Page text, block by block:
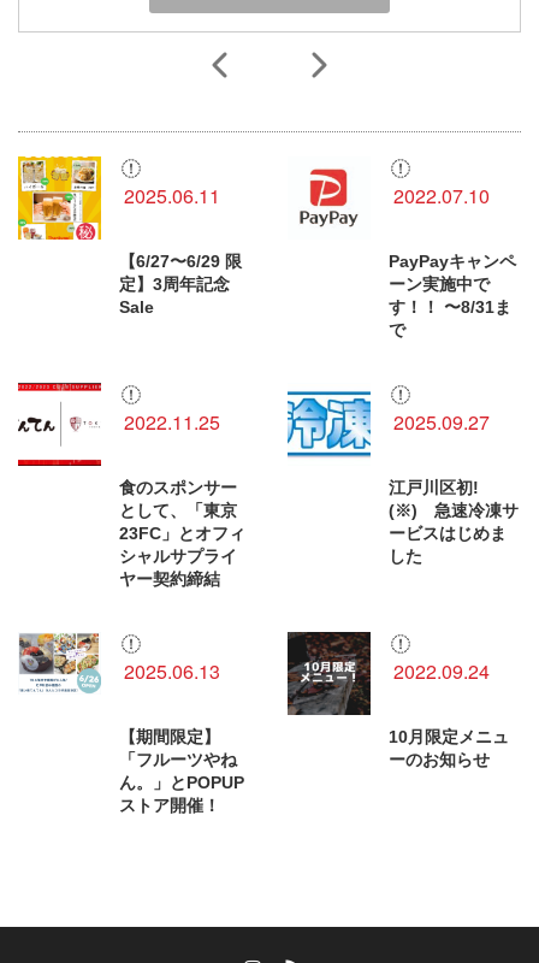
2025.06.11
【6/27〜6/29 限
定】3周年記念
Sale
2022.07.10
PayPayキャンペ
ーン実施中で
す！！ 〜8/31ま
で
2022.11.25
食のスポンサー
として、「東京
23FC」とオフィ
シャルサプライ
ヤー契約締結
2025.09.27
江戸川区初!
(※) 急速冷凍サ
ービスはじめま
した
2025.06.13
【期間限定】
「フルーツやね
ん。」とPOPUP
ストア開催！
2022.09.24
10月限定メニュ
ーのお知らせ